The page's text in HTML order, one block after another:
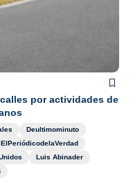
por actividades de
Deultimominuto
ElPeriódicodelaVerdad
Luis Abinader